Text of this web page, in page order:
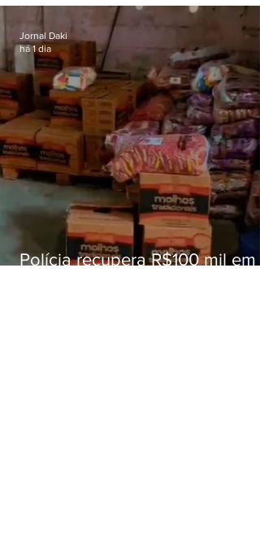
educação
Polícia recupera R$100 mil em
Jornal Daki
há 1 dia